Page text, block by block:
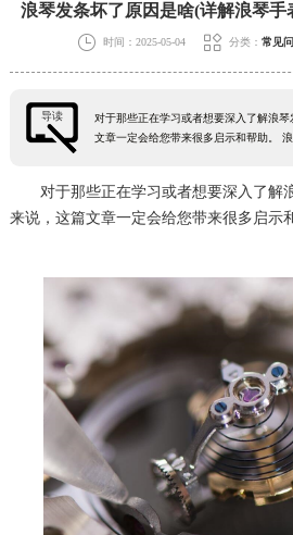
浪琴发条坏了原因是啥(详解浪琴
 时间：2025-05-04  分类： 常见
导读
对于那些正在学习或者想要深入了解浪
文章一定会给您带来很多启示和帮助。
对于那些正在学习或者想要深入了解
来说，这篇文章一定会给您带来很多启示